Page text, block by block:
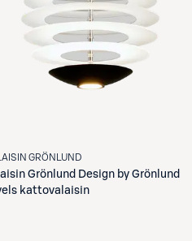
GRÖNLUND
Grönlund Design by Grönlund
kattovalaisin